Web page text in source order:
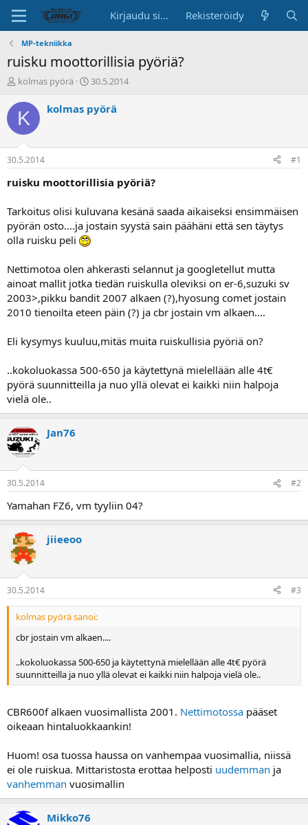
Kirjaudu sisään Rekisteröidy
MP-tekniikka
ruisku moottorillisia pyöriä?
K
s
k
s
t
e
l
a
l
o
t
a
j
a
kolmas pyörä
A
o
p
ä
ä
30.5.2014
K kolmas pyörä
30.5.2014 #1
ruisku moottorillisia pyöriä?
Tarkoitus olisi kuluvana kesänä saada aikaiseksi ensimmäisen
pyörän osto....ja jostain syystä sain päähäni että sen täytys
olla ruisku peli
Nettimotoa olen ahkerasti selannut ja googletellut mutta
ainoat mallit jotka tiedän ruiskulla oleviksi on er-6,suzuki sv
2003>,pikku bandit 2007 alkaen (?),hyosung comet jostain
2010 tienoilta eteen päin (?) ja cbr jostain vm alkaen....
Eli kysymys kuuluu,mitäs muita ruiskullisia pyöriä on?
..kokoluokassa 500-650 ja käytettynä mielellään alle 4t€
pyörä suunnitteilla ja nuo yllä olevat ei kaikki niin halpoja
vielä ole..
Jan76
30.5.2014 #2
Yamahan FZ6, vm tyyliin 04?
jiieeoo
30.5.2014 #3
kolmas pyörä sanoi:
cbr jostain vm alkaen....
..kokoluokassa 500-650 ja käytettynä mielellään alle 4t€ pyörä
suunnitteilla ja nuo yllä olevat ei kaikki niin halpoja vielä ole..
CBR600f alkaen vuosimallista 2001. Nettimotossa pääset
oikeaan hintaluokkaankin!
Huom! osa tuossa haussa on vanhempaa vuosimallia, niissä
ei ole ruiskua. Mittaristosta erottaa helposti uudemman ja
vanhemman vuosimallin
Mikko76